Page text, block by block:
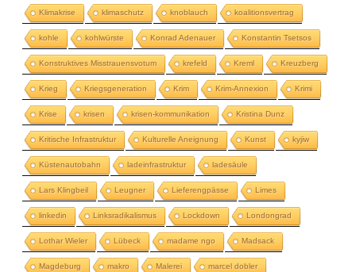
Klimakrise klimaschutz knoblauch koalitionsvertrag
kohle kohlwürste Konrad Adenauer Konstantin Tsetsos
Konstruktives Misstrauensvotum krefeld Kreml Kreuzberg
Krieg Kriegsgeneration Krim Krim-Annexion Krimi
Krise krisen krisen-kommunikation Kristina Dunz
Kritische Infrastruktur Kulturelle Aneignung Kunst kyjiw
Küstenautobahn ladeinfrastruktur ladesäule
Lars Klingbeil Leugner Lieferengpässe Limes
linkedin Linksradikalismus Lockdown Londongrad
Lothar Wieler Lübeck madame ngo Madsack
Magdeburg makro Malerei marcel dobler